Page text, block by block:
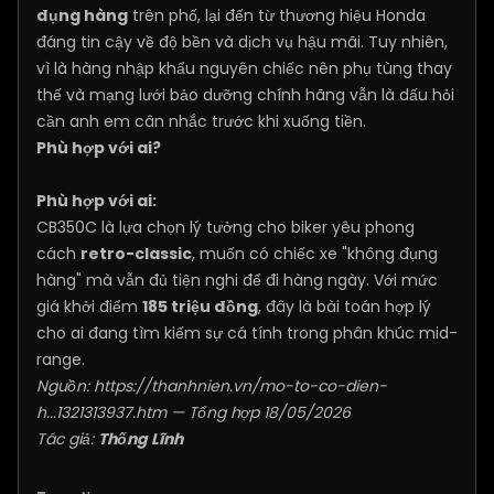
đụng hàng trên phố, lại đến từ thương hiệu Honda
đáng tin cậy về độ bền và dịch vụ hậu mãi. Tuy nhiên,
vì là hàng nhập khẩu nguyên chiếc nên phụ tùng thay
thế và mạng lưới bảo dưỡng chính hãng vẫn là dấu hỏi
cần anh em cân nhắc trước khi xuống tiền.
Phù hợp với ai?
Phù hợp với ai:
CB350C là lựa chọn lý tưởng cho biker yêu phong
cách retro-classic, muốn có chiếc xe "không đụng
hàng" mà vẫn đủ tiện nghi để đi hàng ngày. Với mức
giá khởi điểm 185 triệu đồng, đây là bài toán hợp lý
cho ai đang tìm kiếm sự cá tính trong phân khúc mid-
range.
Nguồn: https://thanhnien.vn/mo-to-co-dien-
h...1321313937.htm— Tổng hợp 18/05/2026
Tác giả: Thống Lĩnh